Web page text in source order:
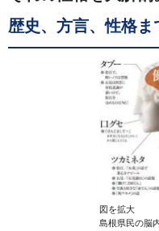
歴史、方言、性格
図を拡大
島根県民の脳